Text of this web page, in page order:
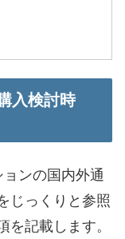
入検討時
ンの国内外通
じっくりと参照
を記載します。